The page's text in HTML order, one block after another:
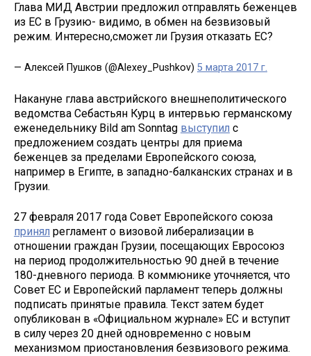
Глава МИД Австрии предложил отправлять беженцев
из ЕС в Грузию- видимо, в обмен на безвизовый
режим. Интересно,сможет ли Грузия отказать ЕС?
— Алексей Пушков (@Alexey_Pushkov) 5 марта 2017 г.
Накануне глава австрийского внешнеполитического
ведомства Себастьян Курц в интервью германскому
еженедельнику Bild am Sonntag выступил с
предложением создать центры для приема
беженцев за пределами Европейского союза,
например в Египте, в западно-балканских странах и в
Грузии.
27 февраля 2017 года Совет Европейского союза
принял регламент о визовой либерализации в
отношении граждан Грузии, посещающих Евросоюз
на период продолжительностью 90 дней в течение
180-дневного периода. В коммюнике уточняется, что
Совет ЕС и Европейский парламент теперь должны
подписать принятые правила. Текст затем будет
опубликован в «Официальном журнале» ЕС и вступит
в силу через 20 дней одновременно с новым
механизмом приостановления безвизового режима.